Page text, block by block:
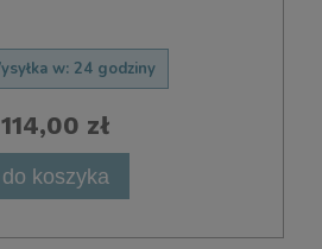
w: 24 godziny
114,00 zł
do koszyka